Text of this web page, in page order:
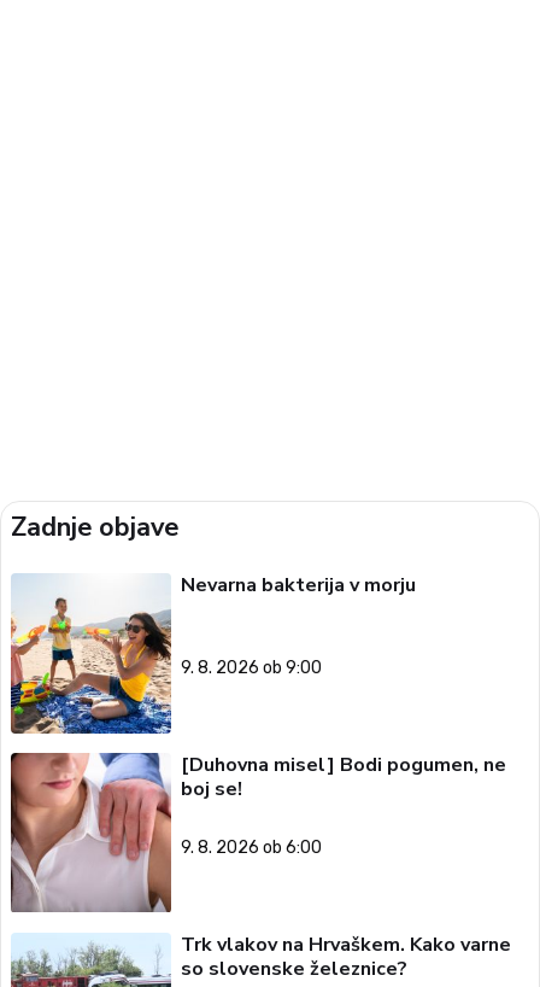
Zadnje objave
Nevarna bakterija v morju
9. 8. 2026 ob 9:00
[Duhovna misel] Bodi pogumen, ne
boj se!
9. 8. 2026 ob 6:00
Trk vlakov na Hrvaškem. Kako varne
so slovenske železnice?